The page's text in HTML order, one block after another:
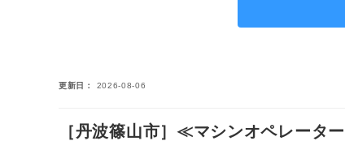
更新日 2026-08-06
［丹波篠山市］≪マシンオペレー